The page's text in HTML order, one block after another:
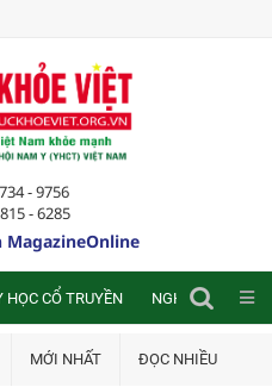
- 9756
- 6285
HỌC CỔ TRUYỀN NGHIÊN CỨU
MỚI NHẤT ĐỌC NHIỀU